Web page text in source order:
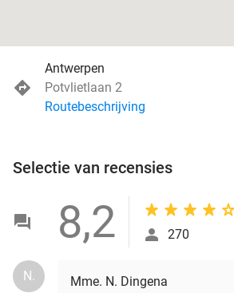
Antwerpen
Potvlietlaan 2
Routebeschrijving
Selectie van recensies
8,2 270
N.
Mme. N. Dingena